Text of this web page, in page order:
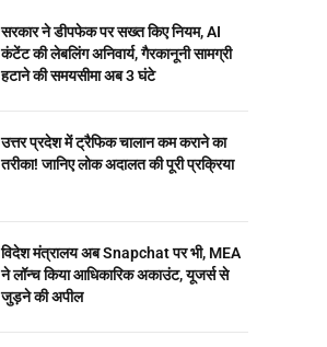
सरकार ने डीपफेक पर सख्त किए नियम, AI
कंटेंट की लेबलिंग अनिवार्य, गैरकानूनी सामग्री
हटाने की समयसीमा अब 3 घंटे
उत्तर प्रदेश में ट्रैफिक चालान कम कराने का
तरीका! जानिए लोक अदालत की पूरी प्रक्रिया
विदेश मंत्रालय अब Snapchat पर भी, MEA
ने लॉन्च किया आधिकारिक अकाउंट, यूजर्स से
जुड़ने की अपील